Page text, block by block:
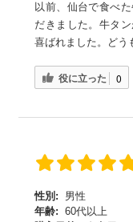
以前、仙台で食べ
だきました。牛タ
喜ばれました。どう
役に立った 0
性別:
男性
年齢: 60代以上